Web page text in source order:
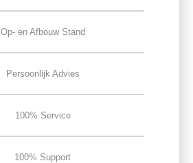
Op- en Afbouw Stand
Persoonlijk Advies
100% Service
100% Support